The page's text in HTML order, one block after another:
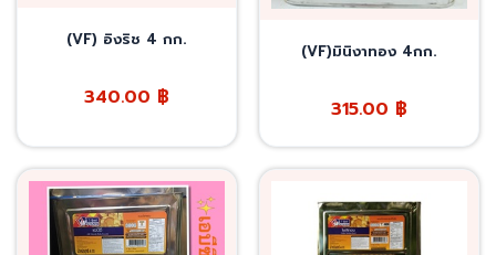
(VF) อิงริช 4 กก.
340.00 ฿
(VF)มินิงาทอง 4กก.
315.00 ฿